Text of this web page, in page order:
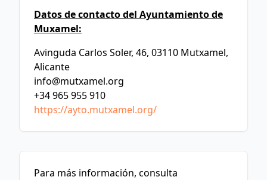
Datos de contacto del Ayuntamiento de
Muxamel:
Avinguda Carlos Soler, 46, 03110 Mutxamel,
Alicante
info@mutxamel.org
+34 965 955 910
https://ayto.mutxamel.org/
Para más información, consulta